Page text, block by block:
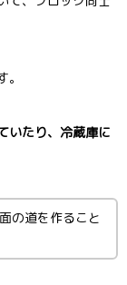
いたり、冷蔵庫に
の道を作ること